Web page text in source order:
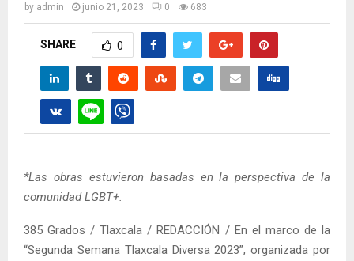
by admin junio 21, 2023 0 683
SHARE 0
*Las obras estuvieron basadas en la perspectiva de la
comunidad LGBT+.
385 Grados / Tlaxcala / REDACCIÓN / En el marco de la
“Segunda Semana Tlaxcala Diversa 2023”, organizada por